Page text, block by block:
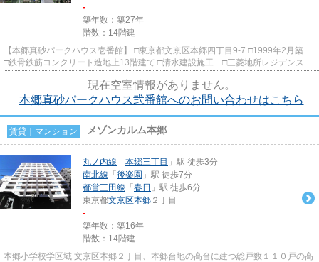
-
築年数：築27年
階数：14階建
【本郷真砂パークハウス壱番館】 □東京都文京区本郷四丁目9-7 □1999年2月築
□鉄骨鉄筋コンクリート造地上13階建て □清水建設施工 □三菱地所レジデンス旧
現在空室情報がありません。
本郷真砂パークハウス弐番館へのお問い合わせはこちら
賃貸｜マンション メゾンカルム本郷
丸ノ内線 「 本郷三丁目 」駅 徒歩3分
南北線 「 後楽園 」駅 徒歩7分
都営三田線 「 春日 」駅 徒歩6分
東京都文京区本郷 ２丁目
-
築年数：築16年
階数：14階建
本郷小学校学区域 文京区本郷２丁目、本郷台地の高台に建つ総戸数１１０戸の高